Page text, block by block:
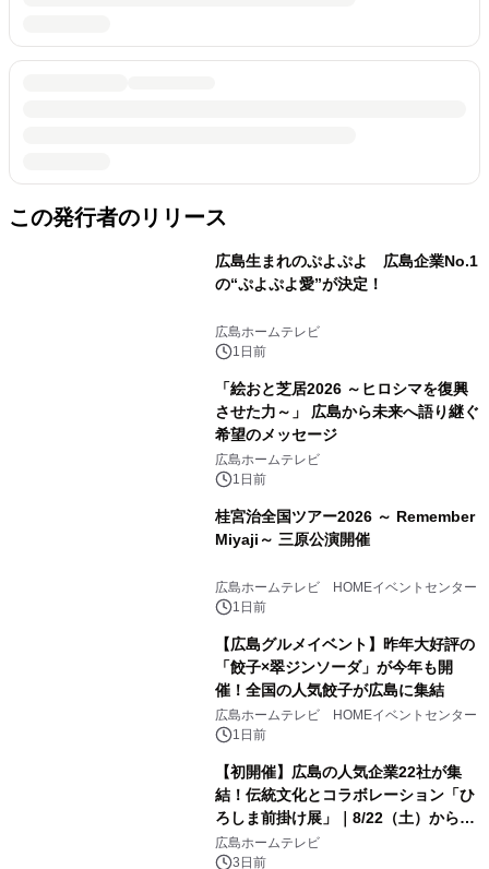
この発行者のリリース
広島生まれのぷよぷよ 広島企業No.1
の“ぷよぷよ愛”が決定！
広島ホームテレビ
1日前
「絵おと芝居2026 ～ヒロシマを復興
させた力～」 広島から未来へ語り継ぐ
希望のメッセージ
広島ホームテレビ
1日前
桂宮治全国ツアー2026 ～ Remember
Miyaji～ 三原公演開催
広島ホームテレビ HOMEイベントセンター
1日前
【広島グルメイベント】昨年大好評の
「餃子×翠ジンソーダ」が今年も開
催！全国の人気餃子が広島に集結
広島ホームテレビ HOMEイベントセンター
1日前
【初開催】広島の人気企業22社が集
結！伝統文化とコラボレーション「ひ
ろしま前掛け展」｜8/22（土）から開
幕！
広島ホームテレビ
3日前